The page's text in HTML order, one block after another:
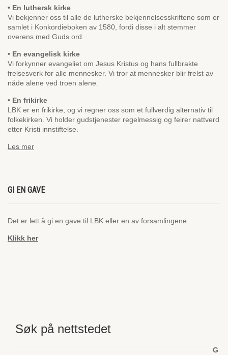
• En luthersk kirke
Vi bekjenner oss til alle de lutherske bekjennelsesskriftene som er
samlet i Konkordieboken av 1580, fordi disse i alt stemmer
overens med Guds ord.
• En evangelisk kirke
Vi forkynner evangeliet om Jesus Kristus og hans fullbrakte
frelsesverk for alle mennesker. Vi tror at mennesker blir frelst av
nåde alene ved troen alene.
• En frikirke
LBK er en frikirke, og vi regner oss som et fullverdig alternativ til
folkekirken. Vi holder gudstjenester regelmessig og feirer nattverd
etter Kristi innstiftelse.
Les mer
GI EN GAVE
Det er lett å gi en gave til LBK eller en av forsamlingene.
Klikk her
Søk på nettstedet
G